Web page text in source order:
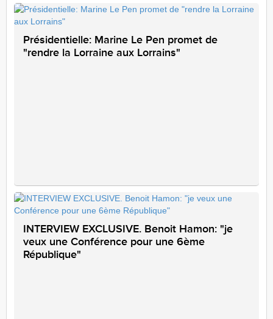
Présidentielle: Marine Le Pen promet de
"rendre la Lorraine aux Lorrains"
INTERVIEW EXCLUSIVE. Benoit Hamon: "je
veux une Conférence pour une 6ème
République"